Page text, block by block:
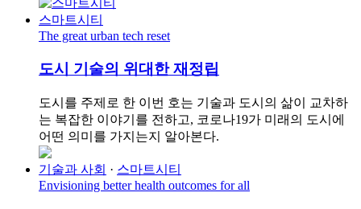
스마트시티
The great urban tech reset
도시 기술의 위대한 재정립
도시를 주제로 한 이번 호는 기술과 도시의 삶이 교차하
는 복잡한 이야기를 전하고, 코로나19가 미래의 도시에
어떤 의미를 가지는지 알아본다.
기술과 사회 · 스마트시티
Envisioning better health outcomes for all